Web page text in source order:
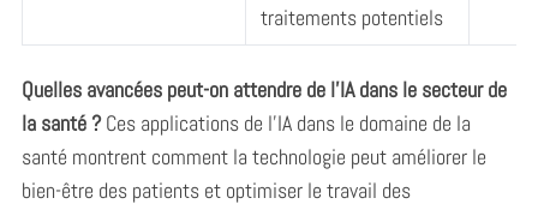
traitements potentiels
Quelles avancées peut-on attendre de l’IA dans le secteur de
la santé ?Ces applications de l’IA dans le domaine de la
santé montrent comment la technologie peut améliorer le
bien-être des patients et optimiser le travail des